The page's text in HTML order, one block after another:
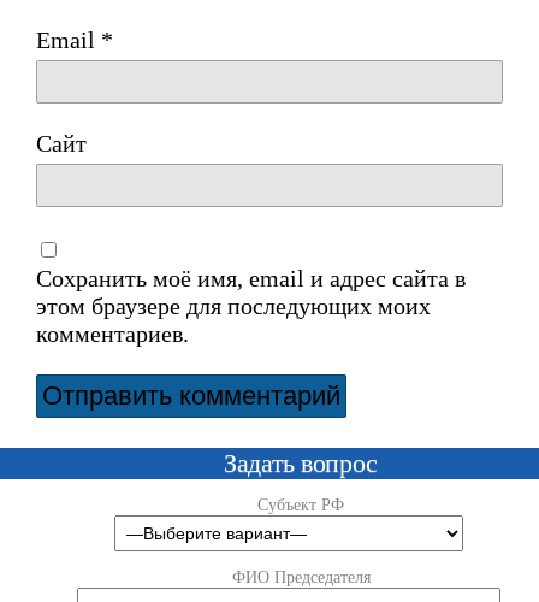
Email *
Сайт
Сохранить моё имя, email и адрес сайта в
этом браузере для последующих моих
комментариев.
Задать вопрос
Субъект РФ
ФИО Председателя